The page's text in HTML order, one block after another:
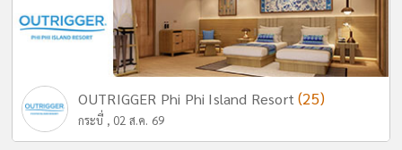
OUTRIGGER Phi Phi Island Resort(25)
กระบี่ , 02 ส.ค. 69